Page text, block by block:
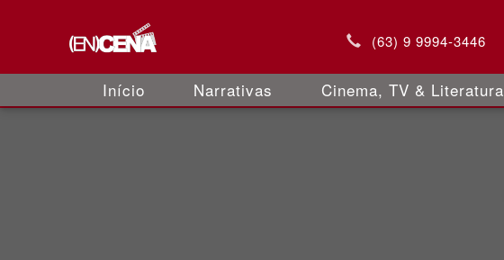
(63) 9 9994-3446
Início Narrativas Cinema, TV & Literatura